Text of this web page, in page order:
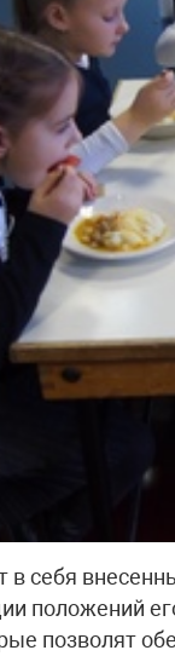
в себя
положений
позволят